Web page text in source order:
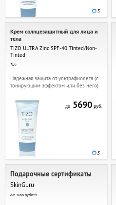
3
Крем солнцезащитный для лица и
тела
TiZO ULTRA Zinc SPF-40 Tinted/Non-
Tinted
Tizo
Надежная защита от ультрафиолета (с
тонирующим эффектом или без него)
до5690руб.
3
Подарочные сертификаты
SkinGuru
от 1000 рублей